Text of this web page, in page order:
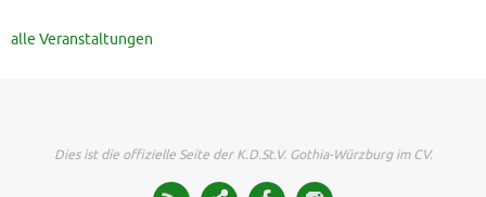
alle Veranstaltungen
Dies ist die offizielle Seite der K.D.St.V. Gothia-Würzburg im CV.